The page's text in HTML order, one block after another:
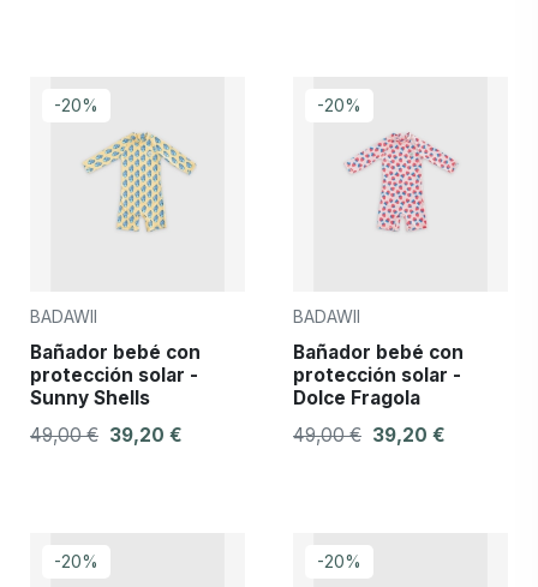
-20%
BADAWII
Bañador bebé con
protección solar -
Sunny Shells
49,00 € 39,20 €
-20%
BADAWII
Bañador bebé con
protección solar -
Dolce Fragola
49,00 € 39,20 €
-20% -20%